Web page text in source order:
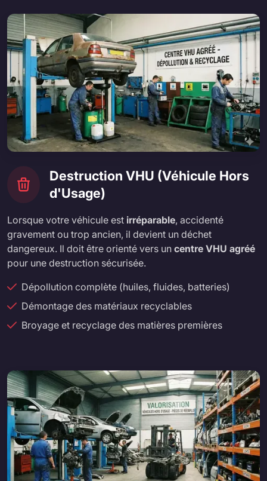
Destruction VHU (Véhicule Hors
d'Usage)
Lorsque votre véhicule est irréparable, accidenté
gravement ou trop ancien, il devient un déchet
dangereux. Il doit être orienté vers un centre VHU agréé
pour une destruction sécurisée.
Dépollution complète (huiles, fluides, batteries)
Démontage des matériaux recyclables
Broyage et recyclage des matières premières